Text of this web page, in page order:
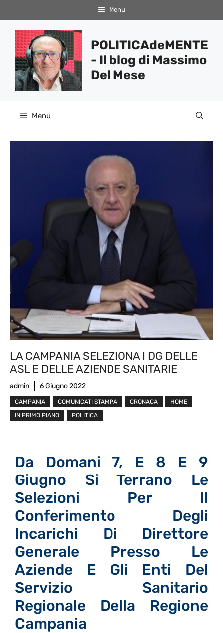
al
contenuto
Menu
POLITICAdeMENTE
- Il blog di Massimo
Del Mese
Menu
LA CAMPANIA SELEZIONA I DG DELLE
ASL E DELLE AZIENDE SANITARIE
admin 6 Giugno 2022
CAMPANIA COMUNICATI STAMPA CRONACA
HOME
IN PRIMO PIANO
POLITICA
Da Domani 7, E 8 E 9
Giugno Si Terrano Le
Selezioni Per Il
Conferimento Degli
Incarichi Di Direttore
Generale Presso Le
Aziende E Gli Enti Del
Servizio Sanitario
Regionale Della Regione
Campania